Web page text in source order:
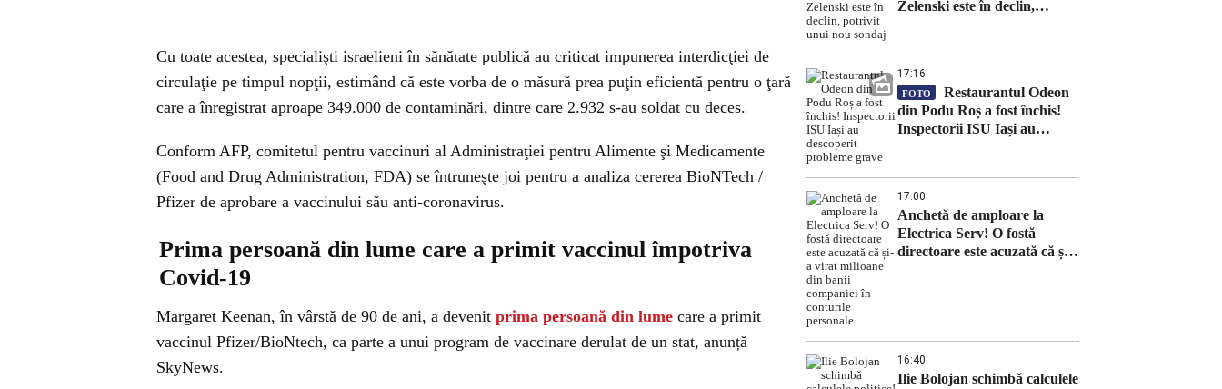
Cu toate acestea, specialişti israelieni în sănătate publică au criticat impunerea interdicţiei de
circulaţie pe timpul nopţii, estimând că este vorba de o măsură prea puţin eficientă pentru o ţară
care a înregistrat aproape 349.000 de contaminări, dintre care 2.932 s-au soldat cu deces.
Conform AFP, comitetul pentru vaccinuri al Administraţiei pentru Alimente şi Medicamente
(Food and Drug Administration, FDA) se întruneşte joi pentru a analiza cererea BioNTech /
Pfizer de aprobare a vaccinului său anti-coronavirus.
Prima persoană din lume care a primit vaccinul împotriva
Covid-19
Margaret Keenan, în vârstă de 90 de ani, a devenit prima persoană din lume care a primit
vaccinul Pfizer/BioNtech, ca parte a unui program de vaccinare derulat de un stat, anunță
SkyNews.
Zelenski este în declin,
17:16
FOTO
Restaurantul Odeon
din Podu Roș a fost închis!
Inspectorii ISU Iași au
17:00
Anchetă de amploare la
Electrica Serv! O fostă
directoare este acuzată că și-a
16:40
Ilie Bolojan schimbă calculele